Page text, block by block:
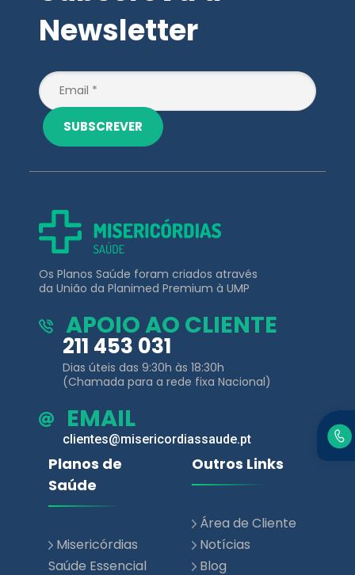
Os Planos Saúde foram criados através
da União da Planimed Premium à UMP
APOIO AO CLIENTE
211 453 031
(Chamada para a rede fixa Nacional)
EMAIL
clientes@misericordiassaude.pt
Saúde
Misericórdias
Saúde Essencial
Saúde +
Misericórdias
Área de Cliente
Notícias
Apoio ao Cliente